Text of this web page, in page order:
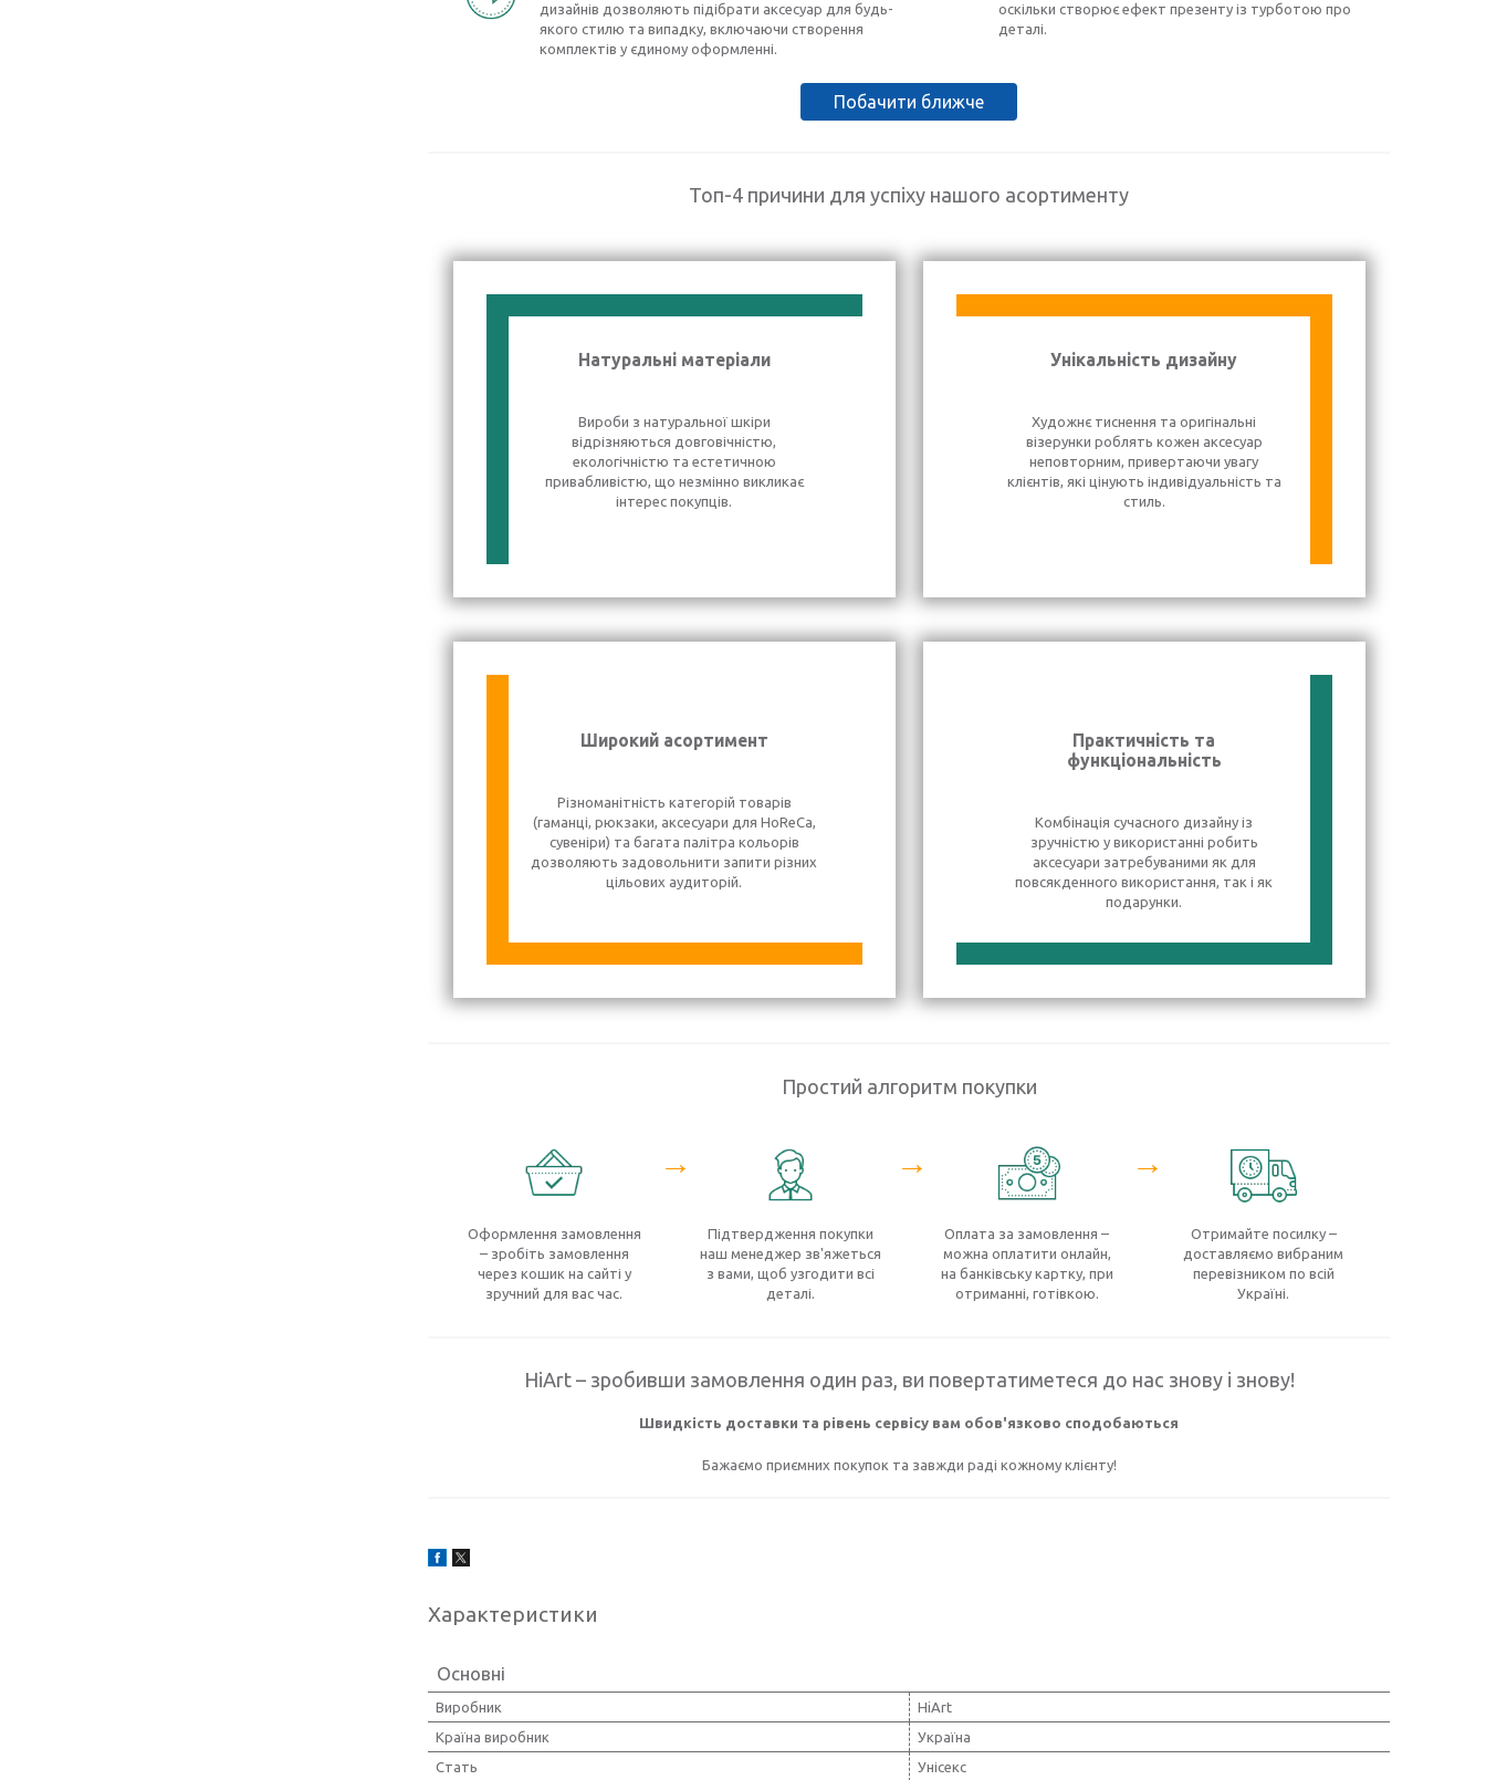
дизайнів дозволяють підібрати аксесуар для будь-
якого стилю та випадку, включаючи створення
комплектів у єдиному оформленні.
оскільки створює ефект презенту із турботою про
деталі.
Побачити ближче
Топ-4 причини для успіху нашого асортименту
Натуральні матеріали
Вироби з натуральної шкіри
відрізняються довговічністю,
екологічністю та естетичною
привабливістю, що незмінно викликає
інтерес покупців.
Унікальність дизайну
Художнє тиснення та оригінальні
візерунки роблять кожен аксесуар
неповторним, привертаючи увагу
клієнтів, які цінують індивідуальність та
стиль.
Широкий асортимент
Різноманітність категорій товарів
(гаманці, рюкзаки, аксесуари для HoReCa,
сувеніри) та багата палітра кольорів
дозволяють задовольнити запити різних
цільових аудиторій.
Практичність та
функціональність
Комбінація сучасного дизайну із
зручністю у використанні робить
аксесуари затребуваними як для
повсякденного використання, так і як
подарунки.
Простий алгоритм покупки
Оформлення замовлення
– зробіть замовлення
через кошик на сайті у
зручний для вас час.
→
Підтвердження покупки
наш менеджер зв'яжеться
з вами, щоб узгодити всі
деталі.
→
Оплата за замовлення –
можна оплатити онлайн,
на банківську картку, при
отриманні, готівкою.
→
Отримайте посилку –
доставляємо вибраним
перевізником по всій
Україні.
HiArt – зробивши замовлення один раз, ви повертатиметеся до нас знову і знову!
Швидкість доставки та рівень сервісу вам обов'язково сподобаються
Бажаємо приємних покупок та завжди раді кожному клієнту!
Характеристики
Основні
Виробник
HiArt
Країна виробник
Україна
Стать
Унісекс